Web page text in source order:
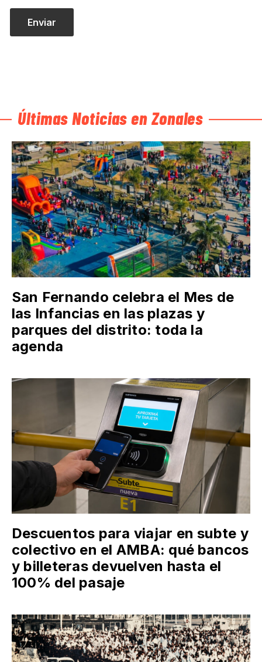
Últimas Noticias en Zonales
San Fernando celebra el Mes de
las Infancias en las plazas y
parques del distrito: toda la
agenda
Descuentos para viajar en subte y
colectivo en el AMBA: qué bancos
y billeteras devuelven hasta el
100% del pasaje